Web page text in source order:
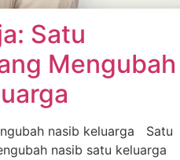
Satu
Mengubah
nasib keluarga Satu
nasib satu keluarga